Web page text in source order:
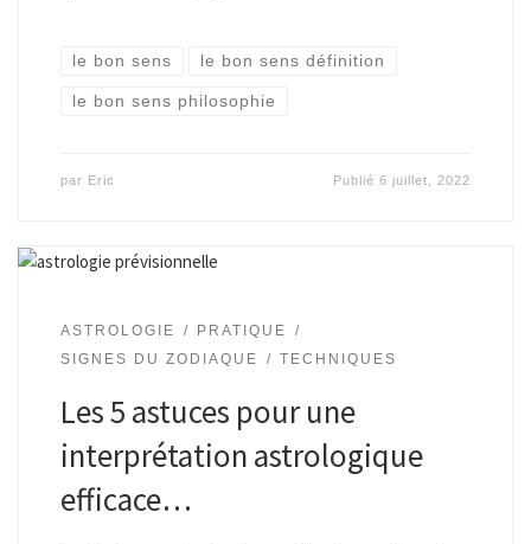
le bon sens le bon sens définition
le bon sens philosophie
par Eric Publié6 juillet, 2022
ASTROLOGIE
PRATIQUE
SIGNES DU ZODIAQUE
TECHNIQUES
Les 5 astuces pour une
interprétation astrologique
efficace…